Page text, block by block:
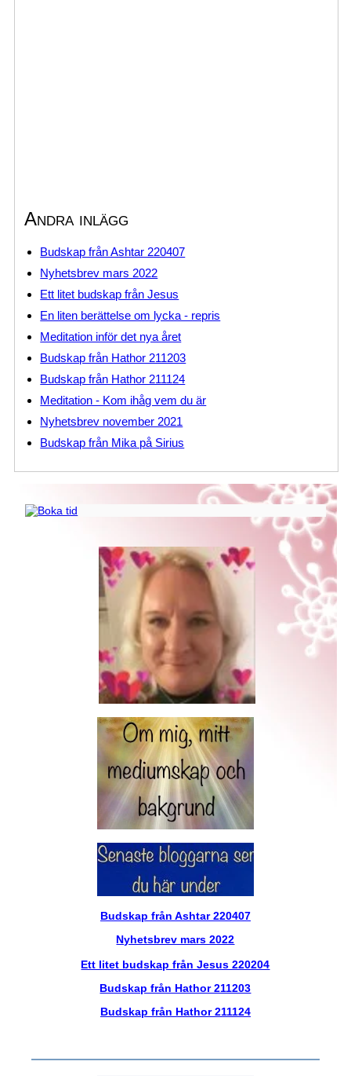
Andra inlägg
Budskap från Ashtar 220407
Nyhetsbrev mars 2022
Ett litet budskap från Jesus
En liten berättelse om lycka - repris
Meditation inför det nya året
Budskap från Hathor 211203
Budskap från Hathor 211124
Meditation - Kom ihåg vem du är
Nyhetsbrev november 2021
Budskap från Mika på Sirius
Budskap från Ashtar 220407
Nyhetsbrev mars 2022
Ett litet budskap från Jesus 220204
Budskap från Hathor 211203
Budskap från Hathor 211124